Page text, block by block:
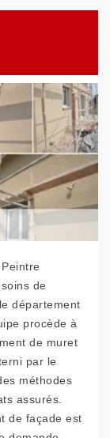
de
département
procède à
de muret
par le
méthodes
assurés.
de façade est